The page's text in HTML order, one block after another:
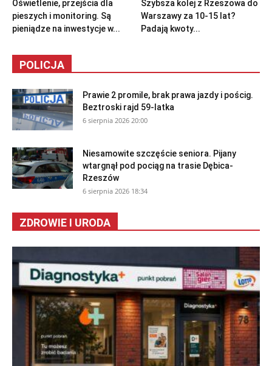
Oświetlenie, przejścia dla
pieszych i monitoring. Są
pieniądze na inwestycje w...
Szybsza kolej z Rzeszowa do
Warszawy za 10-15 lat?
Padają kwoty...
POLICJA
Prawie 2 promile, brak prawa jazdy i pościg.
Beztroski rajd 59-latka
6 sierpnia 2026 20:00
Niesamowite szczęście seniora. Pijany
wtargnął pod pociąg na trasie Dębica-
Rzeszów
6 sierpnia 2026 18:34
ZDROWIE I URODA